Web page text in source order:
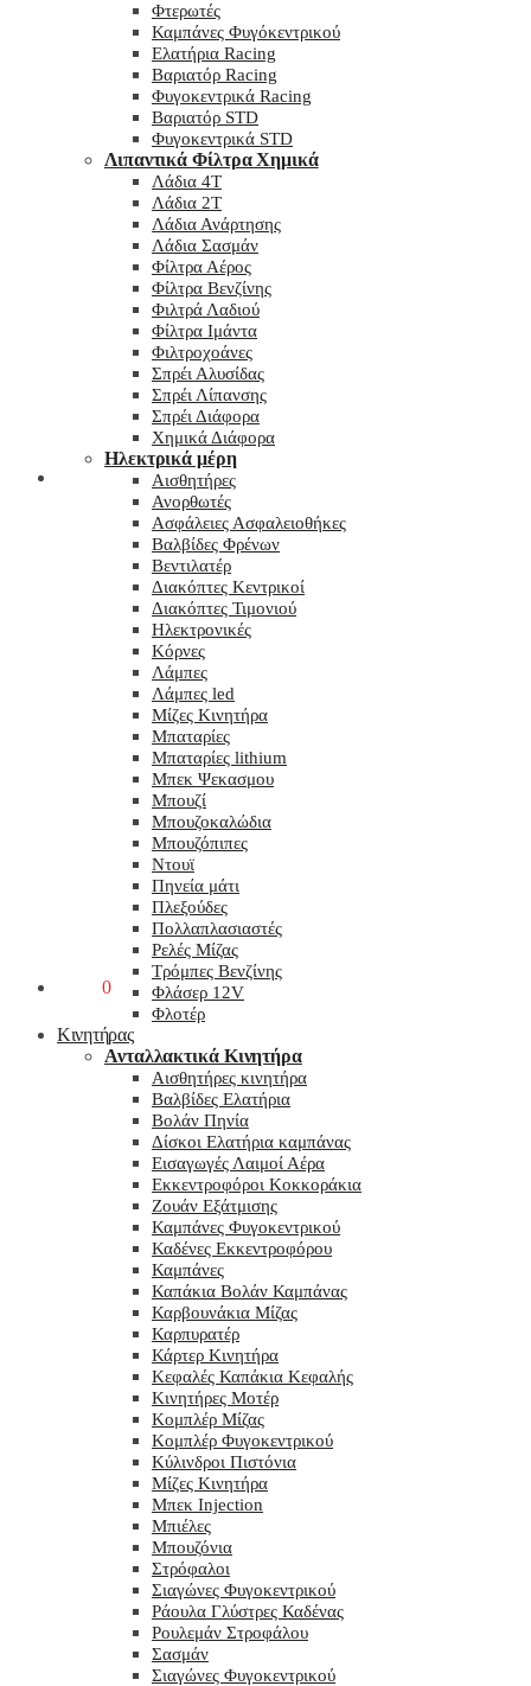
0
Φτερωτές
Καμπάνες Φυγόκεντρικού
Ελατήρια Racing
Βαριατόρ Racing
Φυγοκεντρικά Racing
Βαριατόρ STD
Φυγοκεντρικά STD
Λιπαντικά Φίλτρα Χημικά
Λάδια 4T
Λάδια 2T
Λάδια Ανάρτησης
Λάδια Σασμάν
Φίλτρα Αέρος
Φίλτρα Βενζίνης
Φιλτρά Λαδιού
Φίλτρα Ιμάντα
Φιλτροχοάνες
Σπρέι Αλυσίδας
Σπρέι Λίπανσης
Σπρέι Διάφορα
Χημικά Διάφορα
Hλεκτρικά μέρη
Αισθητήρες
Ανορθωτές
Ασφάλειες Ασφαλειοθήκες
Βαλβίδες Φρένων
Βεντιλατέρ
Διακόπτες Κεντρικοί
Διακόπτες Τιμονιού
Ηλεκτρονικές
Κόρνες
Λάμπες
Λάμπες led
Μίζες Κινητήρα
Μπαταρίες
Μπαταρίες lithium
Μπεκ Ψεκασμου
Μπουζί
Μπουζοκαλώδια
Μπουζόπιπες
Ντουϊ
Πηνεία μάτι
Πλεξούδες
Πολλαπλασιαστές
Ρελές Μίζας
Τρόμπες Βενζίνης
Φλάσερ 12V
Φλοτέρ
Κινητήρας
Ανταλλακτικά Κινητήρα
Αισθητήρες κινητήρα
Βαλβίδες Ελατήρια
Βολάν Πηνία
Δίσκοι Ελατήρια καμπάνας
Εισαγωγές Λαιμοί Αέρα
Εκκεντροφόροι Κοκκοράκια
Ζουάν Εξάτμισης
Καμπάνες Φυγοκεντρικού
Καδένες Εκκεντροφόρου
Καμπάνες
Καπάκια Βολάν Καμπάνας
Καρβουνάκια Μίζας
Καρπυρατέρ
Κάρτερ Κινητήρα
Κεφαλές Καπάκια Κεφαλής
Κινητήρες Μοτέρ
Κομπλέρ Μίζας
Κομπλέρ Φυγοκεντρικού
Κύλινδροι Πιστόνια
Μίζες Κινητήρα
Μπεκ Injection
Μπιέλες
Μπουζόνια
Στρόφαλοι
Σιαγώνες Φυγοκεντρικού
Ράουλα Γλύστρες Καδένας
Ρουλεμάν Στροφάλου
Σασμάν
Σιαγώνες Φυγοκεντρικού